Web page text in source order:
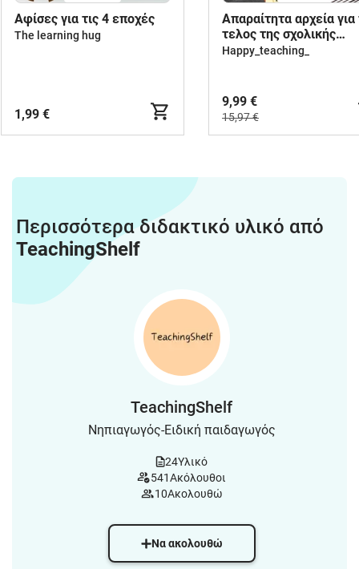
Aφίσες για τις 4 εποχές
The learning hug
1,99 €
Απαραίτητα αρχεία για
τελος της σχολικής
χρονιάς!
Happy_teaching_
9,99 €
15,97 €
Περισσότερα διδακτικό υλικό από
TeachingShelf
TeachingShelf
Νηπιαγωγός-Ειδική παιδαγωγός
24Υλικό
541Ακόλουθοι
10Ακολουθώ
Να ακολουθώ